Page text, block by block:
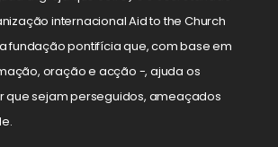
internacional Aid to the Church
fundação pontifícia que, com base em
oração e acção -, ajuda os
que sejam perseguidos, ameaçados